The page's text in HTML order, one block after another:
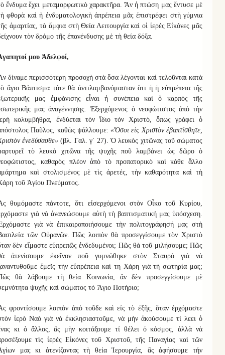
ἔνδυμα ἔχει μεταμορφωτικὸ χαρακτῆρα. Ἂν ἡ πτώση μας ἔντυσε μὲ
φθορὰ καὶ ἡ ἐνδυματολογικὴ ἀπρέπεια μᾶς ἐπιστρέφει στὴ γύμνια
ἁμαρτίας, τὰ ἄμφια στὴ Θεία Λειτουργία καί οἱ ἱερές Εἰκόνες μᾶς
τὸν δρόμο τῆς ἐπανένδυσης μὲ τὴ θεία δόξα.
μου Ἀδελφοί,
δίναμε περισσότερη προσοχὴ στὰ ὅσα λέγονται καὶ τελοῦνται κατὰ
ἅγιο Βάπτισμα τότε θὰ ἀντιλαμβανόμασταν ὅτι ἡ ἡ εὐπρέπεια τῆς
μας ἐμφάνισης εἶναι ἡ συνέπεια καὶ ὁ καρπὸς τῆς
μας ἀναγέννησης. Ἐξερχόμενος ὁ νεοφώτιστος ἀπὸ τὴν
κολυμβήθρα, ἐνδύεται τὸν ἴδιο τόν Χριστὸ, ὅπως γράφει ὁ
Παῦλος, καθὼς ψάλλουμε:«Ὅσοι εἰς Χριστὸν ἐβαπτίσθητε,
ἐνεδύσασθε» (βλ. Γαλ. γ΄ 27). Ὁ λευκὸς χιτῶνας τοῦ σώματος
τὸ λευκὸ χιτῶνα τῆς ψυχῆς ποῦ λαμβάνει ὡς δῶρο ὁ
καθαρὸς πλέον ἀπὸ τὸ προπατορικὸ καὶ κάθε ἄλλο
καὶ στολισμένος μὲ τὶς ἀρετές, τὴν καθαρότητα καὶ τὴ
τοῦ Ἁγίου Πνεύματος.
θυμόμαστε πάντοτε, ὅτι εἰσερχόμενοι στὸν Οἶκο τοῦ Κυρίου,
γιὰ νὰ ἀνανεώσουμε αὐτὴ τὴ βαπτισματική μας ὑπόσχεση.
γιὰ νὰ ἐπικαιροποιήσουμε τὴν πολιτογράφησή μας στὴ
τῶν Οὐρανῶν. Πῶς λοιπὸν θὰ προσεγγίσουμε τὸν Χριστὸ
δὲν εἴμαστε εὐπρεπῶς ἐνδεδυμένοι; Πῶς θὰ τοῦ μιλήσουμε; Πῶς
ἀτενίσουμε ἐκεῖνον ποῦ γυμνώθηκε στὸν Σταυρὸ γιὰ νὰ
ἐμεῖς τὴν εὐπρέπεια καί τη Χάρη γιὰ τὴ σωτηρία μας;
θὰ λάβουμε τὴ θεία Κοινωνία, ἂν δὲν προσεγγίσουμε μὲ
ψυχῆς καὶ σώματος τό Ἅγιο Ποτήριο;
φροντίσουμε λοιπὸν ἀπὸ τοῦδε καὶ εἰς τὸ ἐξῆς, ὅταν ἐρχόμαστε
ἱερὸ Ναὸ γιὰ νὰ ἐκκλησιαστοῦμε, νὰ μὴν ἀκούσουμε τί λεει ὁ
κι ὁ ἄλλος, ἂς μὴν κοιτάξουμε τί θέλει ὀ κόσμος, ἀλλὰ νὰ
τὶς ἱερὲς Εἰκόνες τοῦ Χριστοῦ, τῆς Παναγίας καὶ τῶν
μας κι ἀτενίζοντας τὴ θεία Ἱερουργία, ἂς ἀφήσουμε τήν